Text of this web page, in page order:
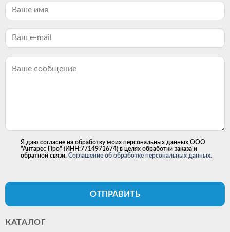
Я даю согласие на обработку моих персональных данных ООО
"Антарес Про" (ИНН:7714971674) в целях обработки заказа и
обратной связи. Соглашение об обработке персональных данных.
ОТПРАВИТЬ
КАТАЛОГ